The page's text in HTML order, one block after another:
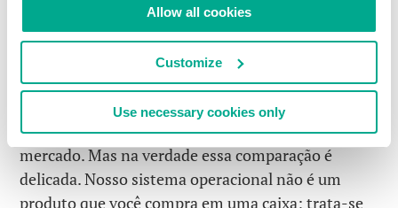
Allow all cookies
Customize
Use necessary cookies only
não contêm instruções sobre envio de dados, o
sistema não o faz.
Tudo bem, mas deve custar os olhos da cara
Honestamente, nunca comprei um par de olhos, de
modo que não conheço bem a os valores desse
mercado. Mas na verdade essa comparação é
delicada. Nosso sistema operacional não é um
produto que você compra em uma caixa; trata-se